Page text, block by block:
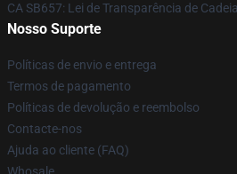
CA SB657: Lei de Transparência de
Nosso Suporte
Políticas de envio e entrega
Termos de pagamento
Políticas de devolução e reembolso
Contacte-nos
Ajuda ao cliente (FAQ)